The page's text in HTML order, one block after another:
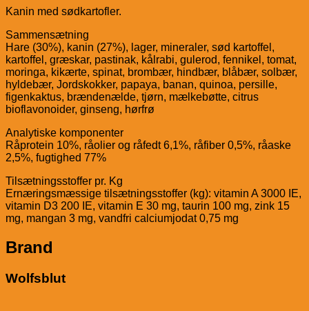
Kanin med sødkartofler.
Sammensætning
Hare (30%), kanin (27%), lager, mineraler, sød kartoffel,
kartoffel, græskar, pastinak, kålrabi, gulerod, fennikel, tomat,
moringa, kikærte, spinat, brombær, hindbær, blåbær, solbær,
hyldebær, Jordskokker, papaya, banan, quinoa, persille,
figenkaktus, brændenælde, tjørn, mælkebøtte, citrus
bioflavonoider, ginseng, hørfrø
Analytiske komponenter
Råprotein 10%, råolier og råfedt 6,1%, råfiber 0,5%, råaske
2,5%, fugtighed 77%
Tilsætningsstoffer pr. Kg
Ernæringsmæssige tilsætningsstoffer (kg): vitamin A 3000 IE,
vitamin D3 200 IE, vitamin E 30 mg, taurin 100 mg, zink 15
mg, mangan 3 mg, vandfri calciumjodat 0,75 mg
Brand
Wolfsblut